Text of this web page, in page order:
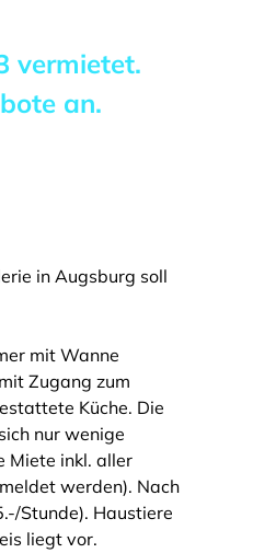
vermietet.
an.
in Augsburg soll
mit Wanne
Zugang zum
Küche. Die
nur wenige
Miete inkl. aller
werden). Nach
Stunde). Haustiere
liegt vor.